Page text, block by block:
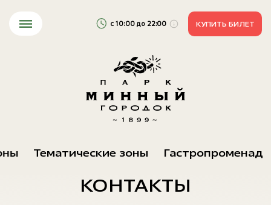
с 10:00 до 22:00
Будни 10:00 — 21:00
Выходные 10:00 — 22:00
КУПИТЬ БИЛЕТ
Тематические зоны Гастропроменад
КОНТАКТЫ